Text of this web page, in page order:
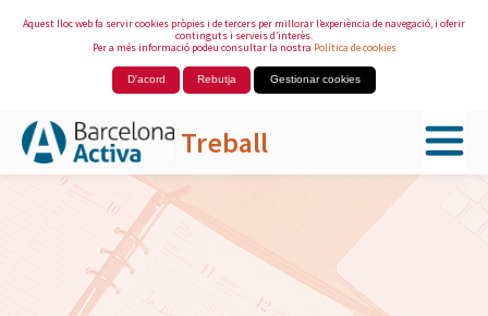
Aquest lloc web fa servir cookies pròpies i de tercers per millorar l’experiència de navegació, i oferir
continguts i serveis d’interès.
Per a més informació podeu consultar la nostra Política de cookies
D'acord Rebutja Gestionar cookies
Treball
Salta al contingut principal